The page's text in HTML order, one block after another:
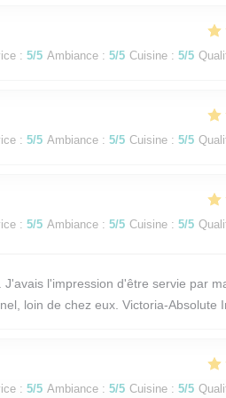
: 5/5 Ambiance : 5/5 Cuisine : 5/5
: 5/5 Ambiance : 5/5 Cuisine : 5/5
: 5/5 Ambiance : 5/5 Cuisine : 5/5
l'impression d'être servie par
loin de chez eux. Victoria-Absolute
: 5/5 Ambiance : 5/5 Cuisine : 5/5